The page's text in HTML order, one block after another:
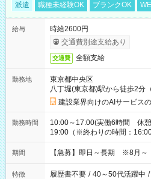
派遣 職種未経験OK ブランクOK
給与
時給2600円
交通費別途支給あり
交通費 全額支給
勤務地
東京都中央区
八丁堀(東京都)駅から徒歩2分
建設業界向けのAIサービス
勤務時間
10:00～17:00(実働6時間 休
19:00（※終わりの時間：
期間 【急募】即日～長期 ※8月～
特徴 履歴書不要 / 40～50代活躍中 /